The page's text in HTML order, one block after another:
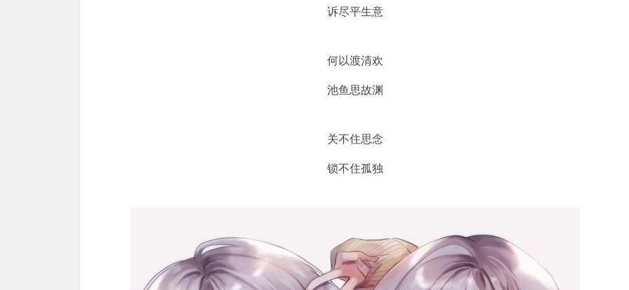
诉尽平生意
何以渡清欢
池鱼思故渊
关不住思念
锁不住孤独